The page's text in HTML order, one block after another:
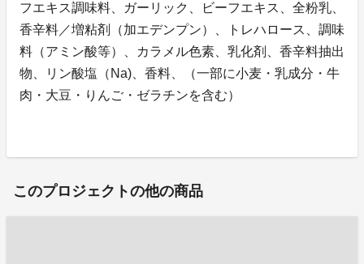
フエキス調味料、ガーリック、ビーフエキス、全粉乳、
香辛料／増粘剤（加エデンプン）、トレハロース、調味
料（アミン酸等）、カラメル色素、乳化剤、香辛料抽出
物、リン酸塩（Na)、香料、（一部に小麦・乳成分・牛
肉・大豆・りんご・ゼラチンを含む）
このプロジェクトの他の商品